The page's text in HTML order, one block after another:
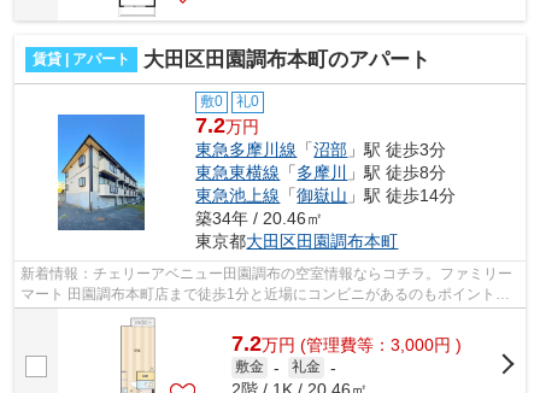
賃貸 | アパート 大田区田園調布本町のアパート
敷0 礼0
7.2万円
東急多摩川線 「沼部 」駅 徒歩3分
東急東横線 「多摩川
」駅 徒歩8分
東急池上線 「御嶽山 」駅 徒歩14分
築34年 / 20.46㎡
東京都大田区田園調布本町
新着情報：チェリーアベニュー田園調布の空室情報ならコチラ。ファミリー
マート 田園調布本町店まで徒歩1分と近場にコンビニがあるのもポイント。2
駅利用可能な物件なので、交通経路を...
7.2万円 (管理費等：3,000円 )
敷金 - 礼金 -